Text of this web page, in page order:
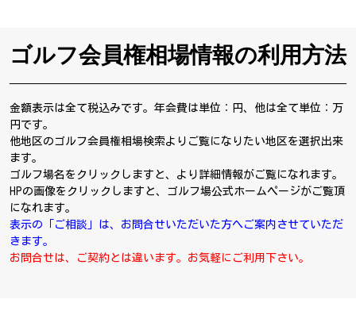
ゴルフ会員権相場情報の利用方法
金額表示は全て税込みです。年会費は単位：円、他は全て単位：万
円です。
他地区のゴルフ会員権相場検索よりご覧になりたい地区を選択出来
ます。
ゴルフ場名をクリックしますと、より詳細情報がご覧になれます。
HPの画像をクリックしますと、ゴルフ場公式ホームページがご覧頂
になれます。
表示の「ご相談」は、お問合せいただいた方へご案内させていただ
きます。
お問合せは、ご契約とは違います。お気軽にご利用下さい。